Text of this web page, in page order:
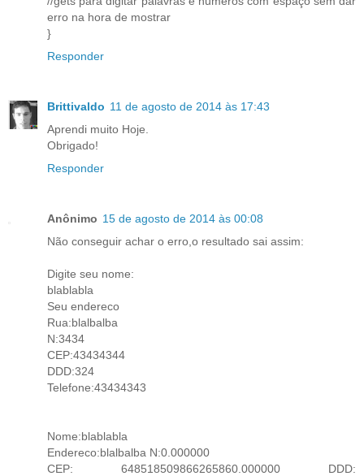
erro na hora de mostrar
}
Responder
Brittivaldo 11 de agosto de 2014 às 17:43
Aprendi muito Hoje.
Obrigado!
Responder
Anônimo 15 de agosto de 2014 às 00:08
Não conseguir achar o erro,o resultado sai assim:
Digite seu nome:
blablabla
Seu endereco
Rua:blalbalba
N:3434
CEP:43434344
DDD:324
Telefone:43434343
Nome:blablabla
Endereco:blalbalba N:0.000000
CEP: 648518509866265860.000000 DDD: